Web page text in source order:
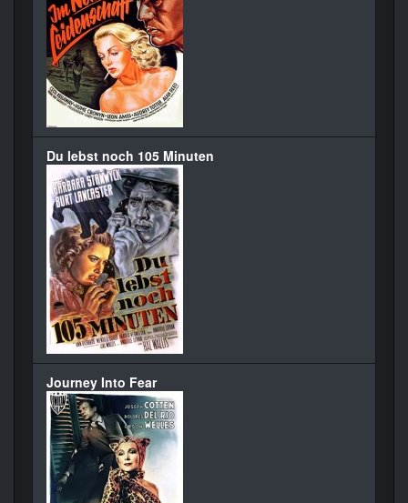
Du lebst noch 105 Minuten
Journey Into Fear